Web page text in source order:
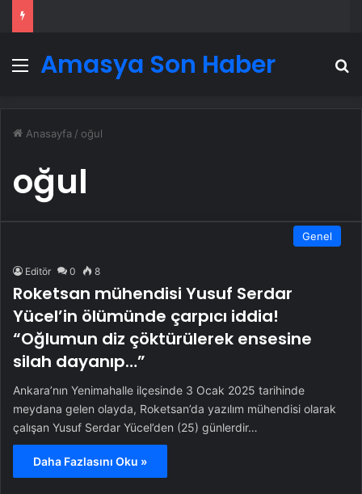
Menü
Amasya Son Haber
Anasayfa / oğul
oğul
Genel
Editör 0 8
Roketsan mühendisi Yusuf Serdar
Yücel’in ölümünde çarpıcı iddia!
“Oğlumun diz çöktürülerek ensesine
silah dayanıp…”
Ankara’nın Yenimahalle ilçesinde 3 Ocak 2025 tarihinde
meydana gelen olayda, Roketsan’da yazılım mühendisi olarak
çalışan Yusuf Serdar Yücel’den (25) günlerdir…
Daha Fazlasını Oku »